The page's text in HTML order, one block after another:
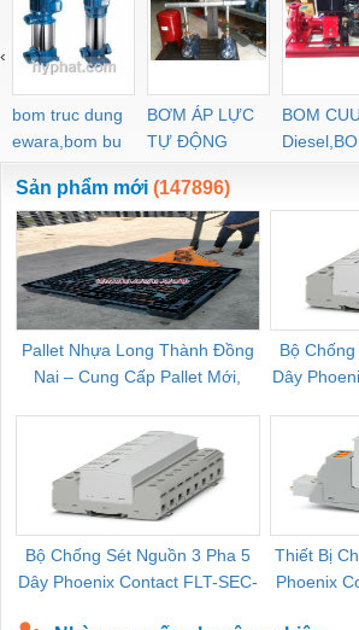
bom truc dung
ewara,bom bu
ewara
BƠM ÁP LỰC
TỰ ĐỘNG
BOM
CHUA
‹
Sản phẩm mới (147896)
Pallet Nhựa Long Thành Đồng
Nai – Cung Cấp Pallet Mới,
Bộ
Dây
Bộ Chống Sét Nguồn 3 Pha 5
Dây Phoenix Contact FLT-SEC-
Thiết Bị
Phoenix